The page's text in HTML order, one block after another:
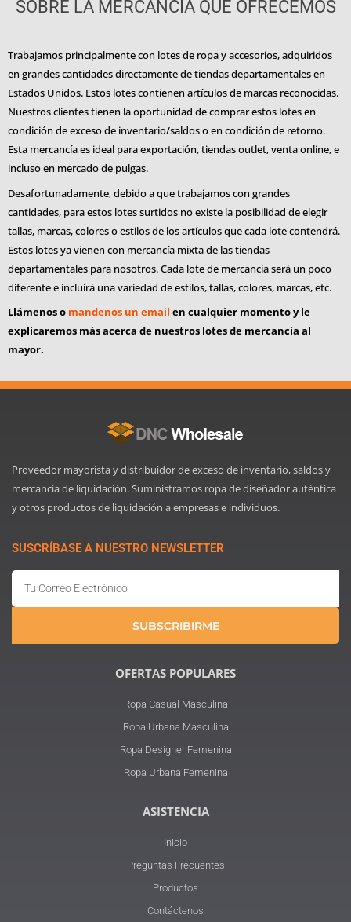
SOBRE LA MERCANCÍA QUE OFRECEMOS
Trabajamos principalmente con lotes de ropa y accesorios, adquiridos
en grandes cantidades directamente de tiendas departamentales en
Estados Unidos. Estos lotes contienen artículos de marcas reconocidas.
Nuestros clientes tienen la oportunidad de comprar estos lotes en
condición de exceso de inventario/saldos o en condición de retorno.
Esta mercancía es ideal para exportación, tiendas outlet, venta online, e
incluso en mercado de pulgas.
Desafortunadamente, debido a que trabajamos con grandes
cantidades, para estos lotes surtidos no existe la posibilidad de elegir
tallas, marcas, colores o estilos de los artículos que cada lote contendrá.
Estos lotes ya vienen con mercancía mixta de las tiendas
departamentales para nosotros. Cada lote de mercancía será un poco
diferente e incluirá una variedad de estilos, tallas, colores, marcas, etc.
Llámenos o mandenos un email en cualquier momento y le
explicaremos más acerca de nuestros lotes de mercancía al
mayor.
Proveedor mayorista y distribuidor de exceso de inventario, saldos y
mercancía de liquidación. Suministramos ropa de diseñador auténtica
y otros productos de liquidación a empresas e individuos.
SUSCRÍBASE A NUESTRO NEWSLETTER
SUBSCRIBIRME
OFERTAS POPULARES
Ropa Casual Masculina
Ropa Urbana Masculina
Ropa Designer Femenina
Ropa Urbana Femenina
ASISTENCIA
Inicio
Preguntas Frecuentes
Productos
Contáctenos